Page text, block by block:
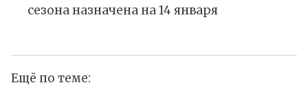
сезона назначена на 14 января
Ещё по теме: